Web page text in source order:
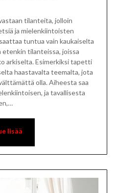
tilanteita, jolloin
ja mielenkiintoisten
tuntua vain kaukaiselta
etenkin tilanteissa, joissa
arkiselta. Esimerkiksi tapetti
haastavalta teemalta, jota
olla. Aiheesta saa
ja tavallisesta